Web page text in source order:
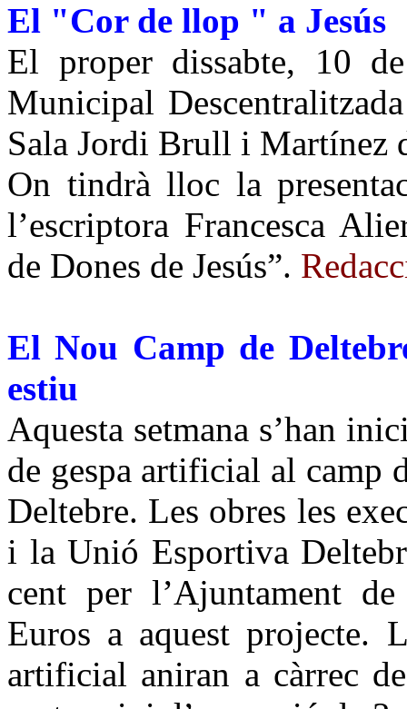
El "Cor de llop " a Jesús
El proper dissabte, 10
Municipal
Sala Jordi Brull i Martínez
On tindrà lloc la
l’escriptora Francesca
de Dones de Jesús”.
El Nou Camp de
estiu
Aquesta setmana s’han
de gespa artificial al camp
Deltebre. Les obres les
i la Unió Esportiva
cent per l’Ajuntament
Euros a aquest projecte.
artificial aniran a càrrec